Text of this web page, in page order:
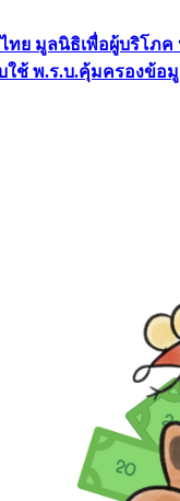
ทย มูลนิธิเพื่อผู้บริโภ
ใช้ พ.ร.บ.คุ้มครองข้